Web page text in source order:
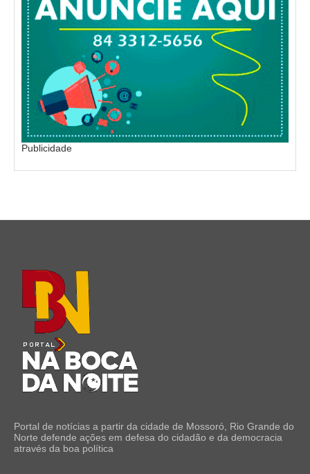
Publicidade
Portal de notícias a partir da cidade de Mossoró, Rio Grande do
Norte defende ações em defesa do cidadão e da democracia
através da boa política